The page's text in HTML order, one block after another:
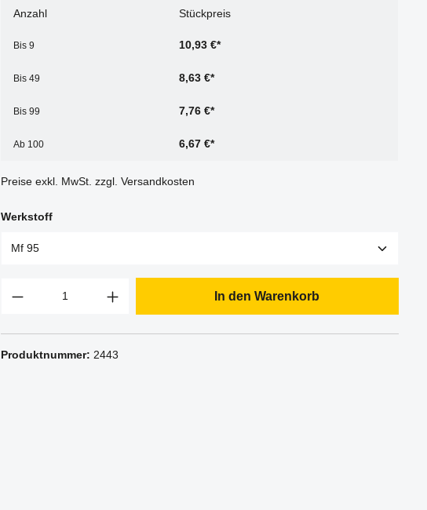
Anzahl Stückpreis
Bis9 10,93 €*
Bis49 8,63 €*
Bis99 7,76 €*
Ab 100 6,67 €*
Preise exkl. MwSt. zzgl. Versandkosten
Werkstoff
In den Warenkorb
Produktnummer: 2443